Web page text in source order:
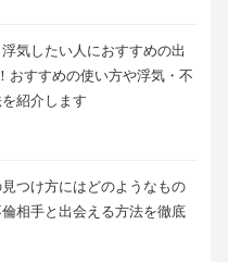
浮気したい人におすすめの出
おすすめの使い方や浮気・不
紹介します
つけ方にはどのようなもの
相手と出会える方法を徹底